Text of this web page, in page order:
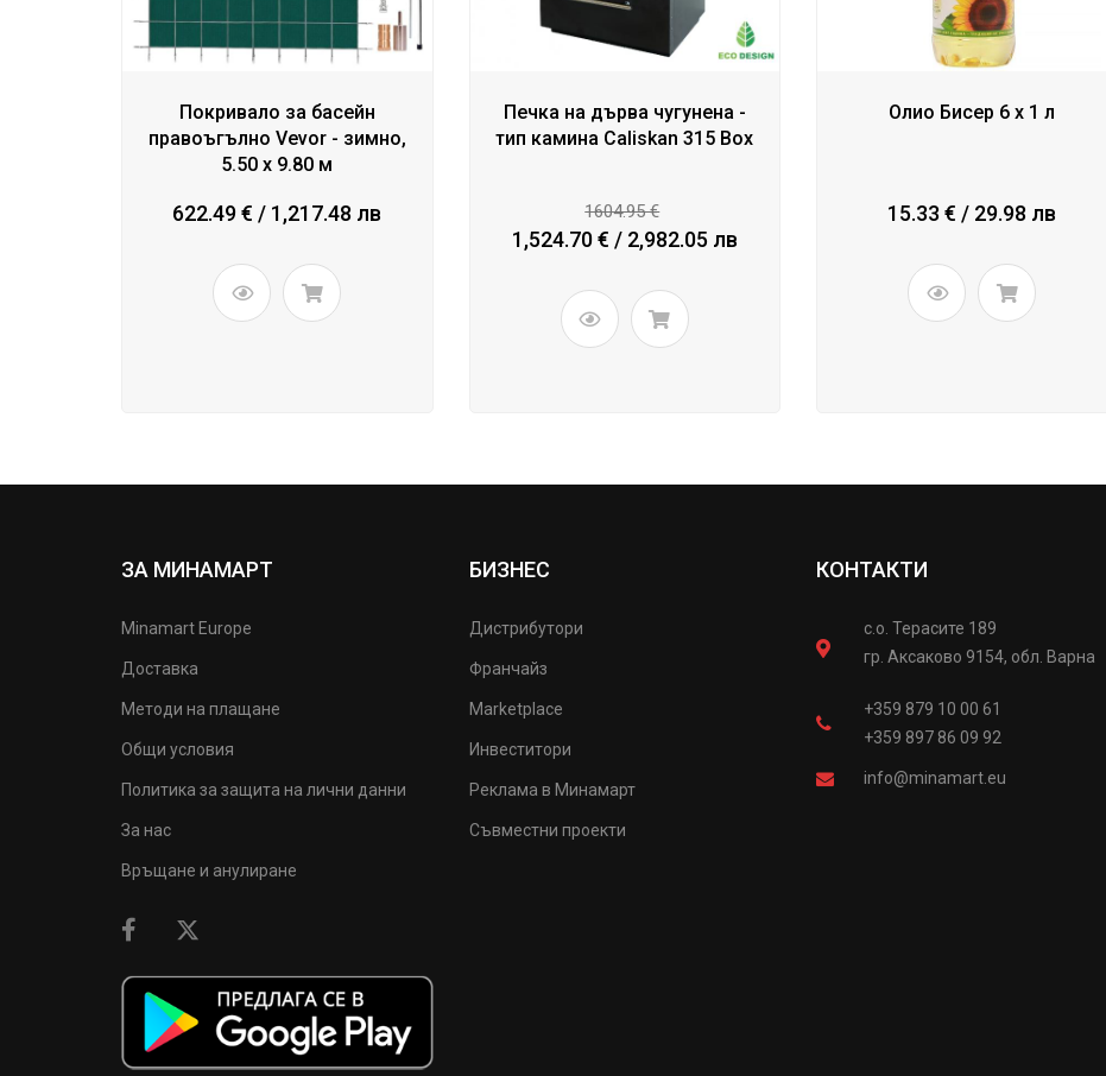
Покривало за басейн
правоъгълнo Vevor - зимно,
5.50 x 9.80 м
622.49 € / 1,217.48 лв
Печка на дърва чугунена -
тип камина Caliskan 315 Box
1604.95 €
1,524.70 € / 2,982.05 лв
Олио Бисер 6 x 1 л
15.33 € / 29.98 лв
ЗА МИНАМАРТ
Minamart Europe
Доставка
Методи на плащане
Общи условия
Политика за защита на лични данни
За нас
Връщане и анулиране
БИЗНЕС
Дистрибутори
Франчайз
Marketplace
Инвеститори
Реклама в Минамарт
Съвместни проекти
КОНТАКТИ
с.о. Терасите 189
гр. Аксаково 9154, обл. Варна
+359 879 10 00 61
+359 897 86 09 92
info@minamart.eu